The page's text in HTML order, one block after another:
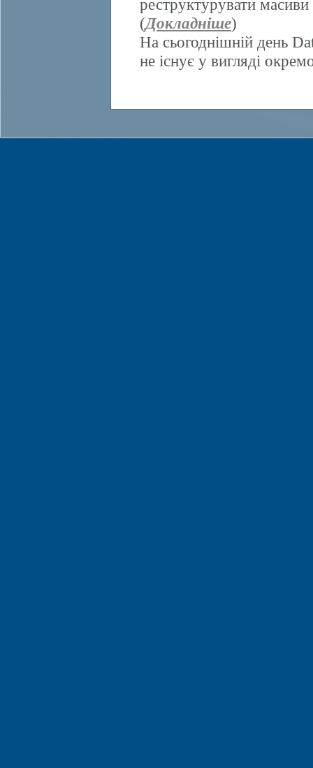
реструктурувати масиви
(Докладніше)
На сьогоднішній день
не існує у вигляді